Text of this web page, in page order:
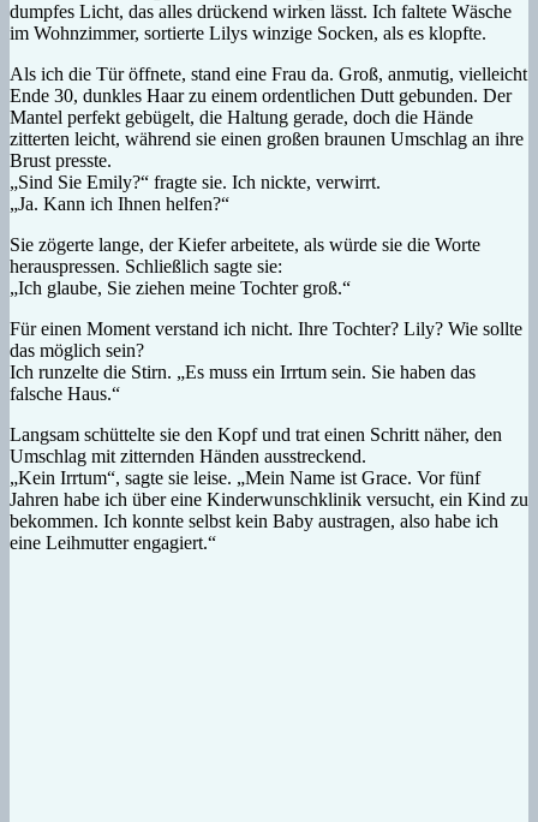
dumpfes Licht, das alles drückend wirken lässt. Ich faltete Wäsche
im Wohnzimmer, sortierte Lilys winzige Socken, als es klopfte.
Als ich die Tür öffnete, stand eine Frau da. Groß, anmutig, vielleicht
Ende 30, dunkles Haar zu einem ordentlichen Dutt gebunden. Der
Mantel perfekt gebügelt, die Haltung gerade, doch die Hände
zitterten leicht, während sie einen großen braunen Umschlag an ihre
Brust presste.
„Sind Sie Emily?“ fragte sie. Ich nickte, verwirrt.
„Ja. Kann ich Ihnen helfen?“
Sie zögerte lange, der Kiefer arbeitete, als würde sie die Worte
herauspressen. Schließlich sagte sie:
„Ich glaube, Sie ziehen meine Tochter groß.“
Für einen Moment verstand ich nicht. Ihre Tochter? Lily? Wie sollte
das möglich sein?
Ich runzelte die Stirn. „Es muss ein Irrtum sein. Sie haben das
falsche Haus.“
Langsam schüttelte sie den Kopf und trat einen Schritt näher, den
Umschlag mit zitternden Händen ausstreckend.
„Kein Irrtum“, sagte sie leise. „Mein Name ist Grace. Vor fünf
Jahren habe ich über eine Kinderwunschklinik versucht, ein Kind zu
bekommen. Ich konnte selbst kein Baby austragen, also habe ich
eine Leihmutter engagiert.“